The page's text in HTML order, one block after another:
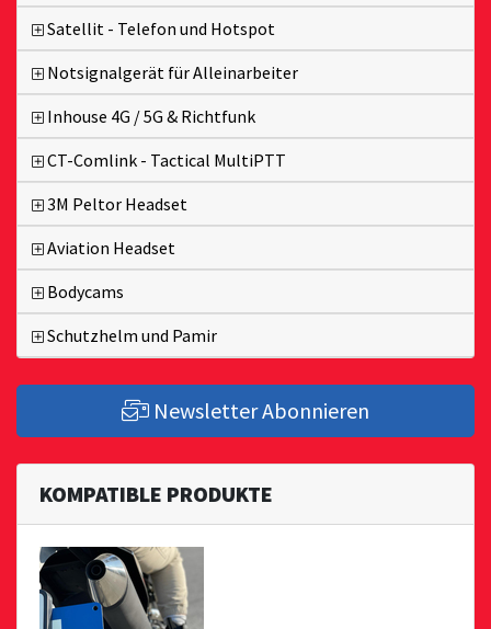
Satellit - Telefon und Hotspot
Notsignalgerät für Alleinarbeiter
Inhouse 4G / 5G & Richtfunk
CT-Comlink - Tactical MultiPTT
3M Peltor Headset
Aviation Headset
Bodycams
Schutzhelm und Pamir
Newsletter Abonnieren
KOMPATIBLE PRODUKTE